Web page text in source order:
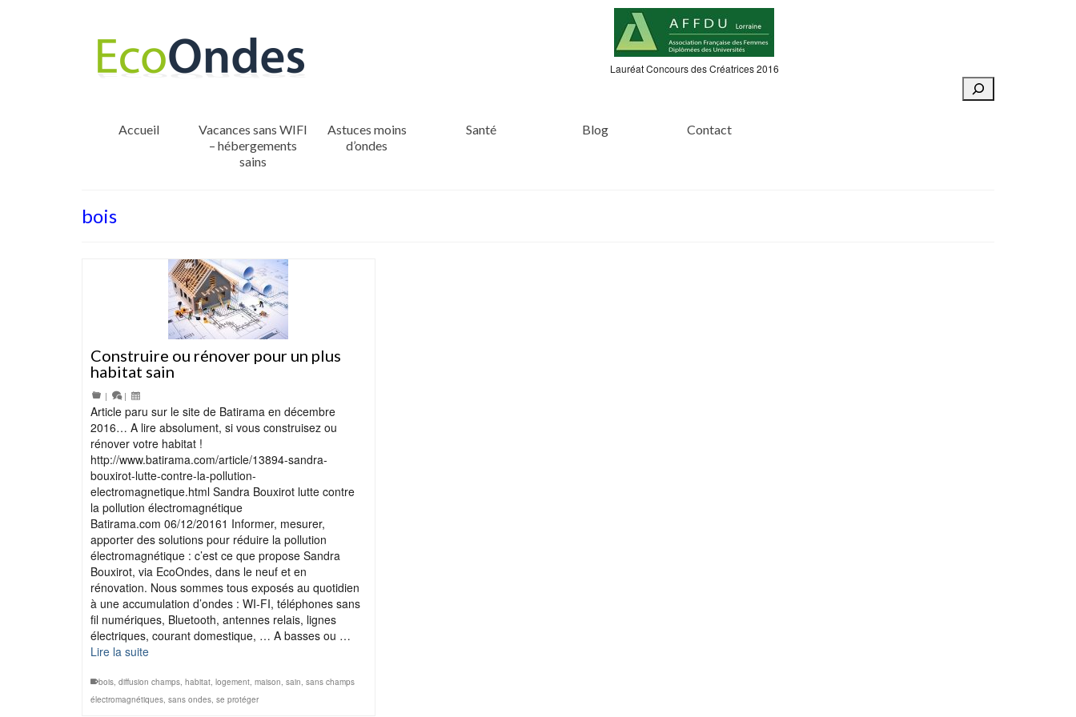
Lauréat Concours des Créatrices 2016
Rechercher
Accueil
Vacances sans WIFI
– hébergements
sains
Astuces moins
d’ondes
Santé Blog Contact
bois
Construire ou rénover pour un plus
habitat sain
| |
Article paru sur le site de Batirama en décembre
2016… A lire absolument, si vous construisez ou
rénover votre habitat !
http://www.batirama.com/article/13894-sandra-
bouxirot-lutte-contre-la-pollution-
electromagnetique.html Sandra Bouxirot lutte contre
la pollution électromagnétique
Batirama.com 06/12/20161 Informer, mesurer,
apporter des solutions pour réduire la pollution
électromagnétique : c’est ce que propose Sandra
Bouxirot, via EcoOndes, dans le neuf et en
rénovation. Nous sommes tous exposés au quotidien
à une accumulation d’ondes : WI-FI, téléphones sans
fil numériques, Bluetooth, antennes relais, lignes
électriques, courant domestique, … A basses ou …
Lire la suite
bois, diffusion champs, habitat, logement, maison, sain, sans champs
électromagnétiques, sans ondes, se protéger